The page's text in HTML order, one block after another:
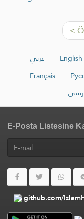
<
عربي English
Français
E-Posta Listesine
github.com/